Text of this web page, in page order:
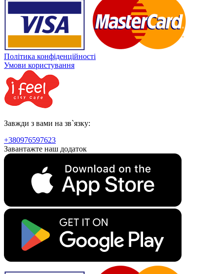
Політика конфіденційності
Умови користування
Завжди з вами на зв`язку:
+380976597623
Завантажте наш додаток